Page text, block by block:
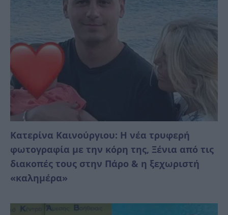
Κατερίνα Καινούργιου: Η νέα τρυφερή
φωτογραφία με την κόρη της, Ξένια από τις
διακοπές τους στην Πάρο & η ξεχωριστή
«καλημέρα»